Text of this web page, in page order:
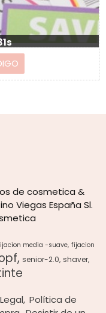
de cosmetica &
Viegas España Sl.
media -suave fijacion
senior-2.0 shaver
Política de